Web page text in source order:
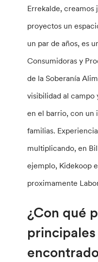
Errekalde, creamos
proyectos un
un par de años, es
Consumidoras y
de la Soberanía
visibilidad al campo
en el barrio, con un
familias.
multiplicando, en
ejemplo, Kidekoop
proximamente
¿Con qué